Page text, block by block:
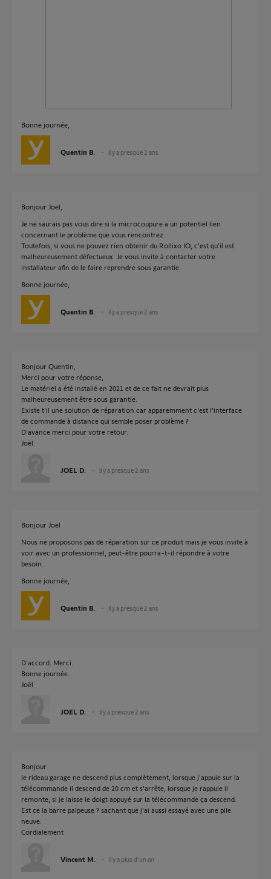
Bonne journée,
Quentin B. il y a presque 2 ans
Bonjour Joel,
Je ne saurais pas vous dire si la microcoupure a un potentiel lien
concernant le problème que vous rencontrez.
Toutefois, si vous ne pouvez rien obtenir du Rollixo IO, c'est qu'il est
malheureusement défectueux. Je vous invite à contacter votre
installateur afin de le faire reprendre sous garantie.
Bonne journée,
Quentin B. il y a presque 2 ans
Bonjour Quentin,
Merci pour votre réponse,
Le matériel a été installé en 2021 et de ce fait ne devrait plus
malheureusement être sous garantie.
Existe t'il une solution de réparation car apparemment c'est l'interface
de commande à distance qui semble poser problème ?
D'avance merci pour votre retour.
Joël
JOEL D. il y a presque 2 ans
Bonjour Joel
Nous ne proposons pas de réparation sur ce produit mais je vous invite à
voir avec un professionnel, peut-être pourra-t-il répondre à votre
besoin.
Bonne journée,
Quentin B. il y a presque 2 ans
D'accord. Merci.
Bonne journée.
Joël
JOEL D. il y a presque 2 ans
Bonjour
le rideau garage ne descend plus complètement, lorsque j'appuie sur la
télécommande il descend de 20 cm et s'arrête, lorsque je rappuie il
remonte, si je laisse le doigt appuyé sur la télécommande ça descend.
Est ce la barre palpeuse ? sachant que j'ai aussi essayé avec une pile
neuve.
Cordialement
Vincent M. il y a plus d'un an